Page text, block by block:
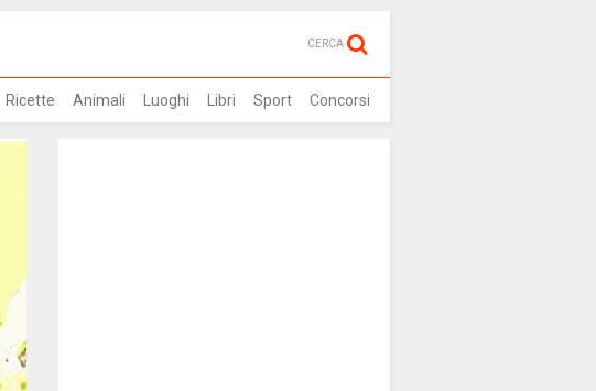
CERCA
Ricette Animali Luoghi Libri Sport Concorsi